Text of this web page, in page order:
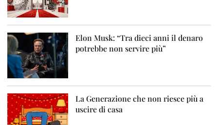
Elon Musk: “Tra dieci anni il denaro
potrebbe non servire più”
La Generazione che non riesce più a
uscire di casa